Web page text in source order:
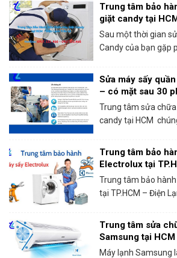
Trung tâm bảo
giặt candy tại
chính xác 100%
Sau một thời gian
Candy của bạn gặp
Sửa máy sấy
– có mặt sau 30
hạn!
Trung tâm sửa
candy tại HCM
Trung tâm bảo
Electrolux tại
Trung tâm bảo
tại TP.HCM – Điện
Trung tâm sửa
Samsung tại
trong ngày
Máy lạnh Samsung